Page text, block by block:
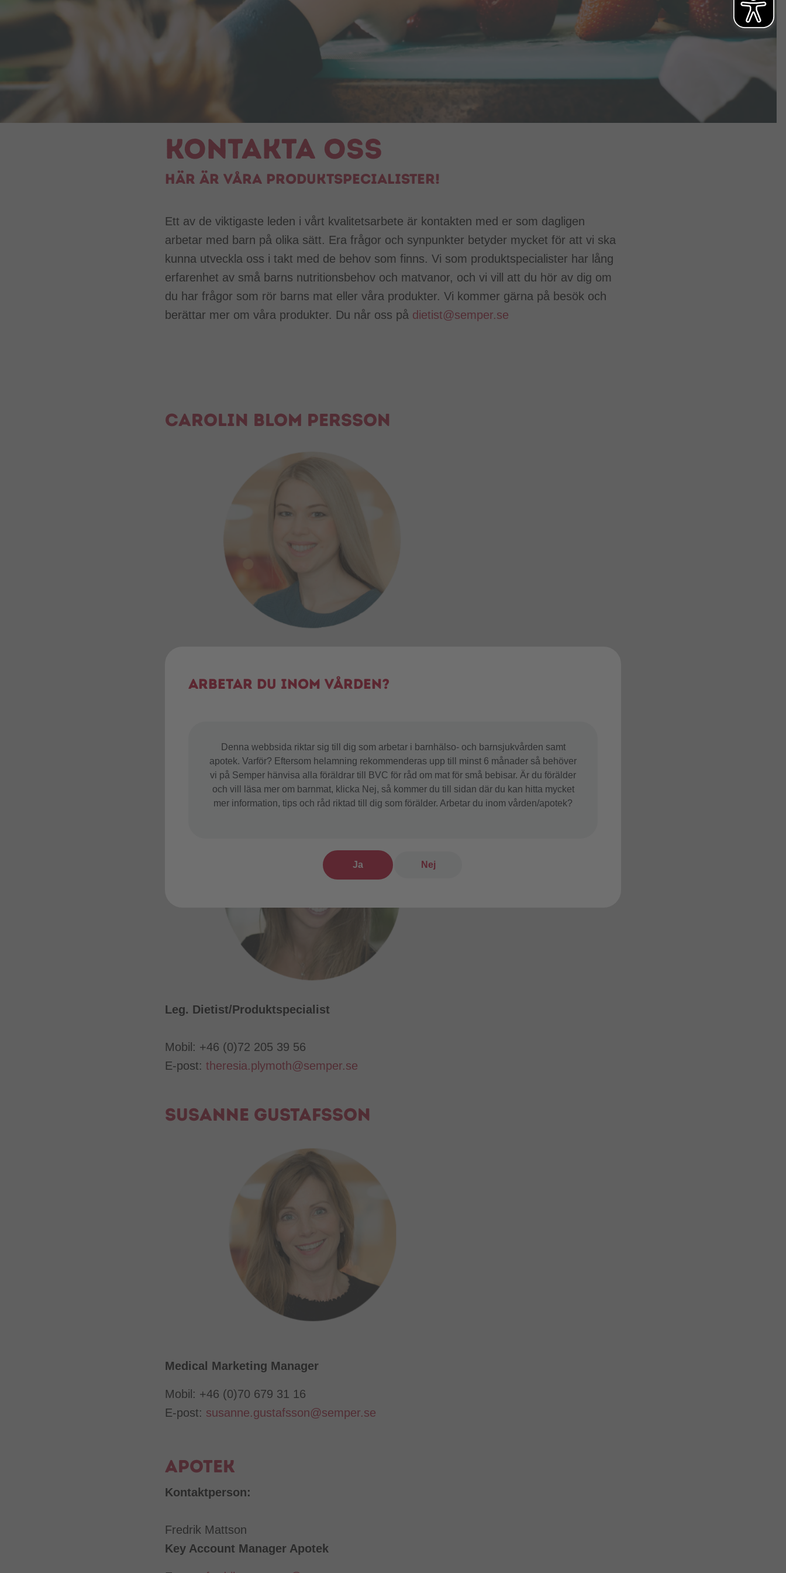
Kontakta oss
Här är våra produktspecialister!
Ett av de viktigaste leden i vårt kvalitetsarbete är kontakten med er som dagligen
arbetar med barn på olika sätt. Era frågor och synpunkter betyder mycket för att vi ska
kunna utveckla oss i takt med de behov som finns. Vi som produktspecialister har lång
erfarenhet av små barns nutritionsbehov och matvanor, och vi vill att du hör av dig om
du har frågor som rör barns mat eller våra produkter. Vi kommer gärna på besök och
berättar mer om våra produkter. Du når oss på dietist@semper.se
Carolin Blom Persson
Theresia Plymoth
Leg. Dietist/Produktspecialist
Mobil: +46 (0)72 205 39 56
E-post: theresia.plymoth@semper.se
Susanne Gustafsson
Medical Marketing Manager
Mobil: +46 (0)70 679 31 16
E-post: susanne.gustafsson@semper.se
Apotek
Kontaktperson:
Fredrik Mattson
Key Account Manager Apotek
Arbetar du inom vården?
Denna webbsida riktar sig till dig som arbetar i barnhälso- och barnsjukvården samt
apotek. Varför? Eftersom helamning rekommenderas upp till minst 6 månader så behöver
vi på Semper hänvisa alla föräldrar till BVC för råd om mat för små bebisar. Är du förälder
och vill läsa mer om barnmat, klicka Nej, så kommer du till sidan där du kan hitta mycket
mer information, tips och råd riktad till dig som förälder. Arbetar du inom vården/apotek?
Ja Nej